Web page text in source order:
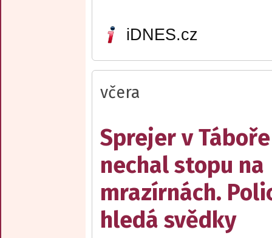
iDNES.cz
včera
Sprejer v Táboře
nechal stopu na
mrazírnách.
hledá svědky